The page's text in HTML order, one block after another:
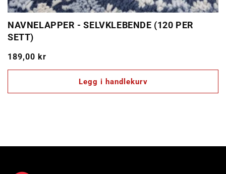
NAVNELAPPER - SELVKLEBENDE (120 PER
SETT)
Vanlig
pris
189,00 kr
Legg i handlekurv